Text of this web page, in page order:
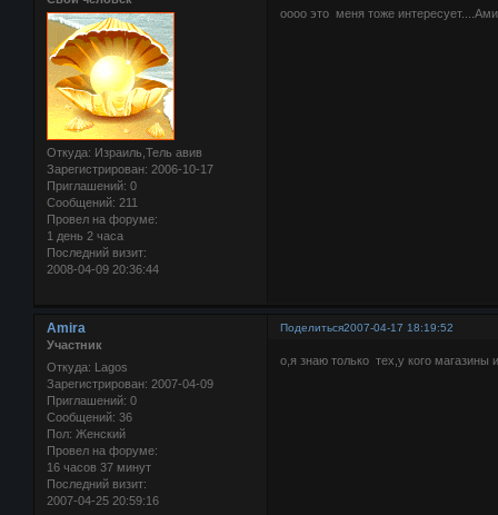
Откуда: Израиль,Тель авив
Зарегистрирован: 2006-10-17
Приглашений: 0
Сообщений: 211
Провел на форуме:
1 день 2 часа
Последний визит:
2008-04-09 20:36:44
оооо это меня тоже
Поделиться2007-04-17 18:19:52
Amira
Участник
Откуда: Lagos
Зарегистрирован: 2007-04-09
Приглашений: 0
Сообщений: 36
Пол: Женский
Провел на форуме:
16 часов 37 минут
Последний визит:
2007-04-25 20:59:16
о,я знаю только тех,у кого магазины